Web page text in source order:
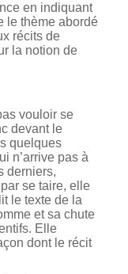
en indiquant
le thème abordé
récits de
la notion de
vouloir se
devant le
quelques
n’arrive pas à
derniers,
se taire, elle
le texte de la
et sa chute
Elle
dont le récit